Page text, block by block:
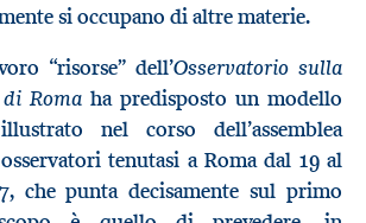
si occupano di altre materie.
“risorse” dell’Osservatorio sulla
Roma ha predisposto un modello
nel corso dell’assemblea
tenutasi a Roma dal 19 al
che punta decisamente sul primo